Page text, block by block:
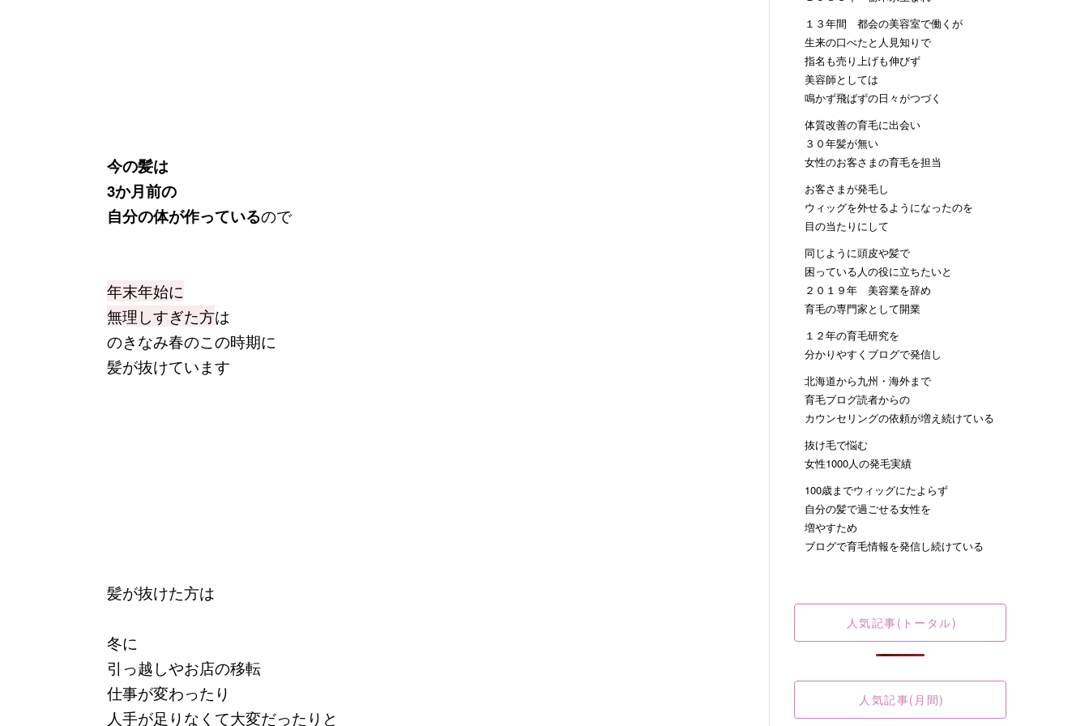
今の髪は
3か月前の
自分の体が作っているので
年末年始に
無理しすぎた方は
のきなみ春のこの時期に
髪が抜けています
髪が抜けた方は
冬に
引っ越しやお店の移転
仕事が変わったり
人手が足りなくて大変だったりと
１３年間 都会の美容室で働くが
生来の口べたと人見知りで
指名も売り上げも伸びず
美容師としては
鳴かず飛ばずの日々がつづく
体質改善の育毛に出会い
３０年髪が無い
女性のお客さまの育毛を担当
お客さまが発毛し
ウィッグを外せるようになったのを
目の当たりにして
同じように頭皮や髪で
困っている人の役に立ちたいと
２０１９年 美容業を辞め
育毛の専門家として開業
１２年の育毛研究を
分かりやすくブログで発信し
北海道から九州・海外まで
育毛ブログ読者からの
カウンセリングの依頼が増え続けている
抜け毛で悩む
女性1000人の発毛実績
100歳までウィッグにたよらず
自分の髪で過ごせる女性を
増やすため
ブログで育毛情報を発信し続けている
人気記事(トータル)
人気記事(月間)